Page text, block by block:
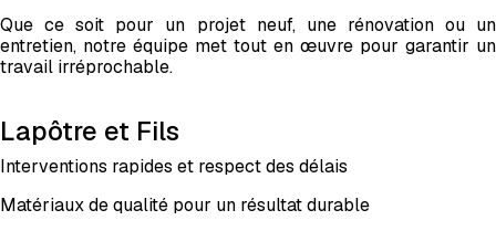
Que ce soit pour un projet neuf, une rénovation ou un
entretien, notre équipe met tout en œuvre pour garantir un
travail irréprochable.
Lapôtre et Fils
Interventions rapides et respect des délais
Matériaux de qualité pour un résultat durable